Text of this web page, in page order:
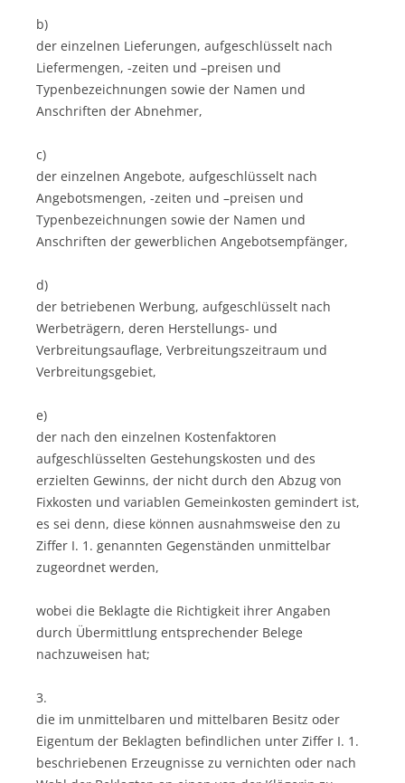
b)
der einzelnen Lieferungen, aufgeschlüsselt nach
Liefermengen, -zeiten und –preisen und
Typenbezeichnungen sowie der Namen und
Anschriften der Abnehmer,
c)
der einzelnen Angebote, aufgeschlüsselt nach
Angebotsmengen, -zeiten und –preisen und
Typenbezeichnungen sowie der Namen und
Anschriften der gewerblichen Angebotsempfänger,
d)
der betriebenen Werbung, aufgeschlüsselt nach
Werbeträgern, deren Herstellungs- und
Verbreitungsauflage, Verbreitungszeitraum und
Verbreitungsgebiet,
e)
der nach den einzelnen Kostenfaktoren
aufgeschlüsselten Gestehungskosten und des
erzielten Gewinns, der nicht durch den Abzug von
Fixkosten und variablen Gemeinkosten gemindert ist,
es sei denn, diese können ausnahmsweise den zu
Ziffer I. 1. genannten Gegenständen unmittelbar
zugeordnet werden,
wobei die Beklagte die Richtigkeit ihrer Angaben
durch Übermittlung entsprechender Belege
nachzuweisen hat;
3.
die im unmittelbaren und mittelbaren Besitz oder
Eigentum der Beklagten befindlichen unter Ziffer I. 1.
beschriebenen Erzeugnisse zu vernichten oder nach